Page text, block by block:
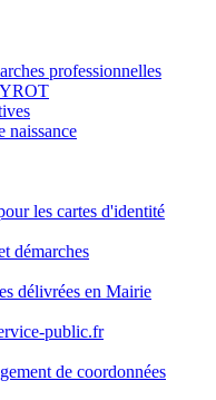
professionnelles
naissance
les cartes d'identité
démarches
délivrées en Mairie
public.fr
de coordonnées